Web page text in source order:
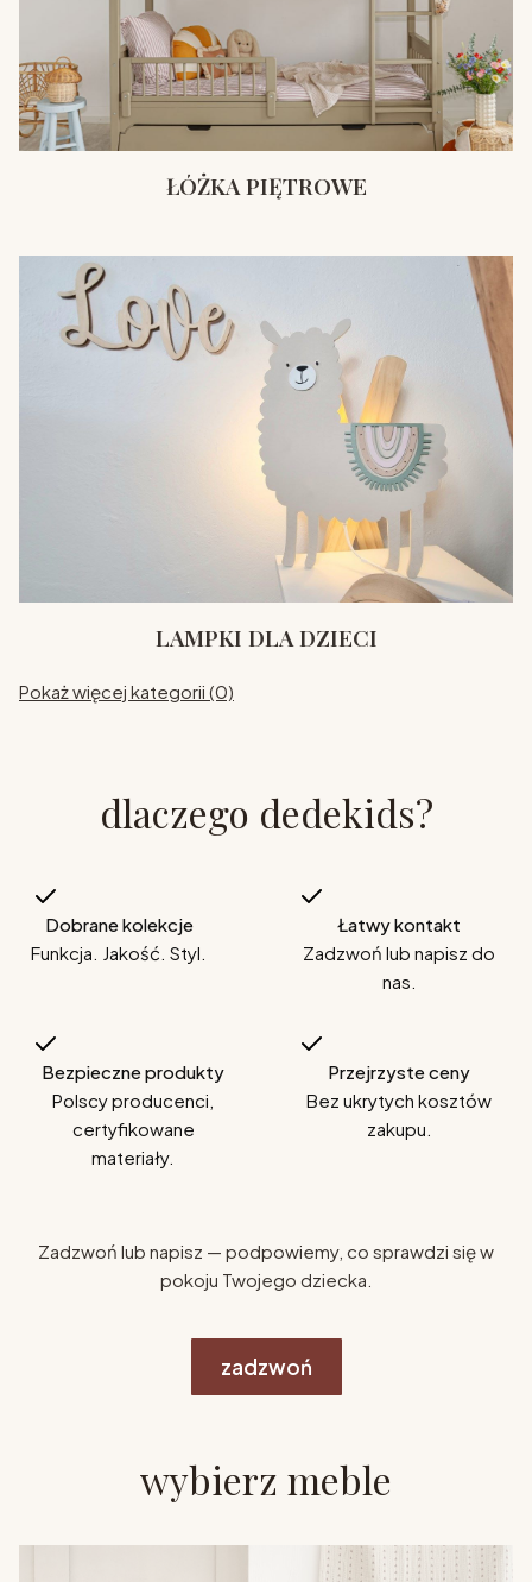
ŁÓŻKA PIĘTROWE
LAMPKI DLA DZIECI
Pokaż więcej kategorii (0)
dlaczego dedekids?
Dobrane kolekcje
Funkcja. Jakość. Styl.
Łatwy kontakt
Zadzwoń lub napisz do
nas.
Bezpieczne produkty
Polscy producenci,
certyfikowane
materiały.
Przejrzyste ceny
Bez ukrytych kosztów
zakupu.
Zadzwoń lub napisz — podpowiemy, co sprawdzi się w
pokoju Twojego dziecka.
zadzwoń
wybierz meble